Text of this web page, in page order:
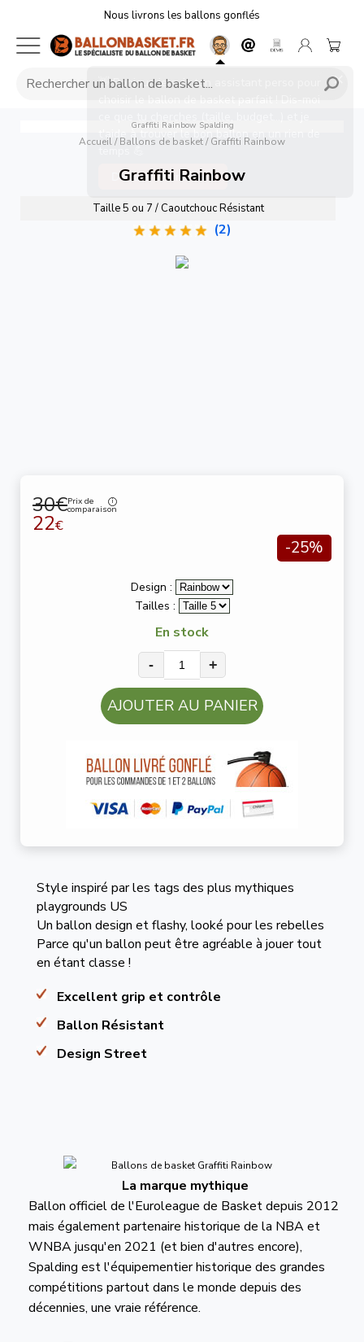
Nous livrons les ballons gonflés
Graffiti Rainbow Spalding
Accueil/ Ballons de basket/ Graffiti Rainbow
Graffiti Rainbow
Taille 5 ou 7 / Caoutchouc Résistant
(2)
30€Prix de
comparaison
22€
-25%
Design :
Tailles :
En stock
- +
AJOUTER AU PANIER
Style inspiré par les tags des plus mythiques
playgrounds US
Un ballon design et flashy, looké pour les rebelles
Parce qu'un ballon peut être agréable à jouer tout
en étant classe !
Excellent grip et contrôle
Ballon Résistant
Design Street
La marque mythique
Ballon officiel de l'Euroleague de Basket depuis 2012
mais également partenaire historique de la NBA et
WNBA jusqu'en 2021 (et bien d'autres encore),
Spalding est l'équipementier historique des grandes
compétitions partout dans le monde depuis des
décennies, une vraie référence.
👋 Bonjour, je suis ton assistant perso pour
t'aide à trouver le bon ballon en un rien de
temps 💪
Discuter maintenant
×